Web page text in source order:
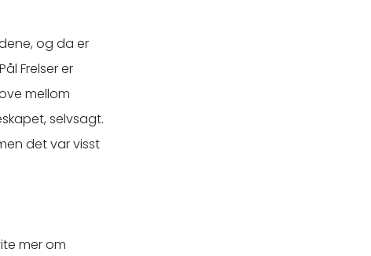
og da er
Frelser er
mellom
selvsagt.
det var visst
mer om